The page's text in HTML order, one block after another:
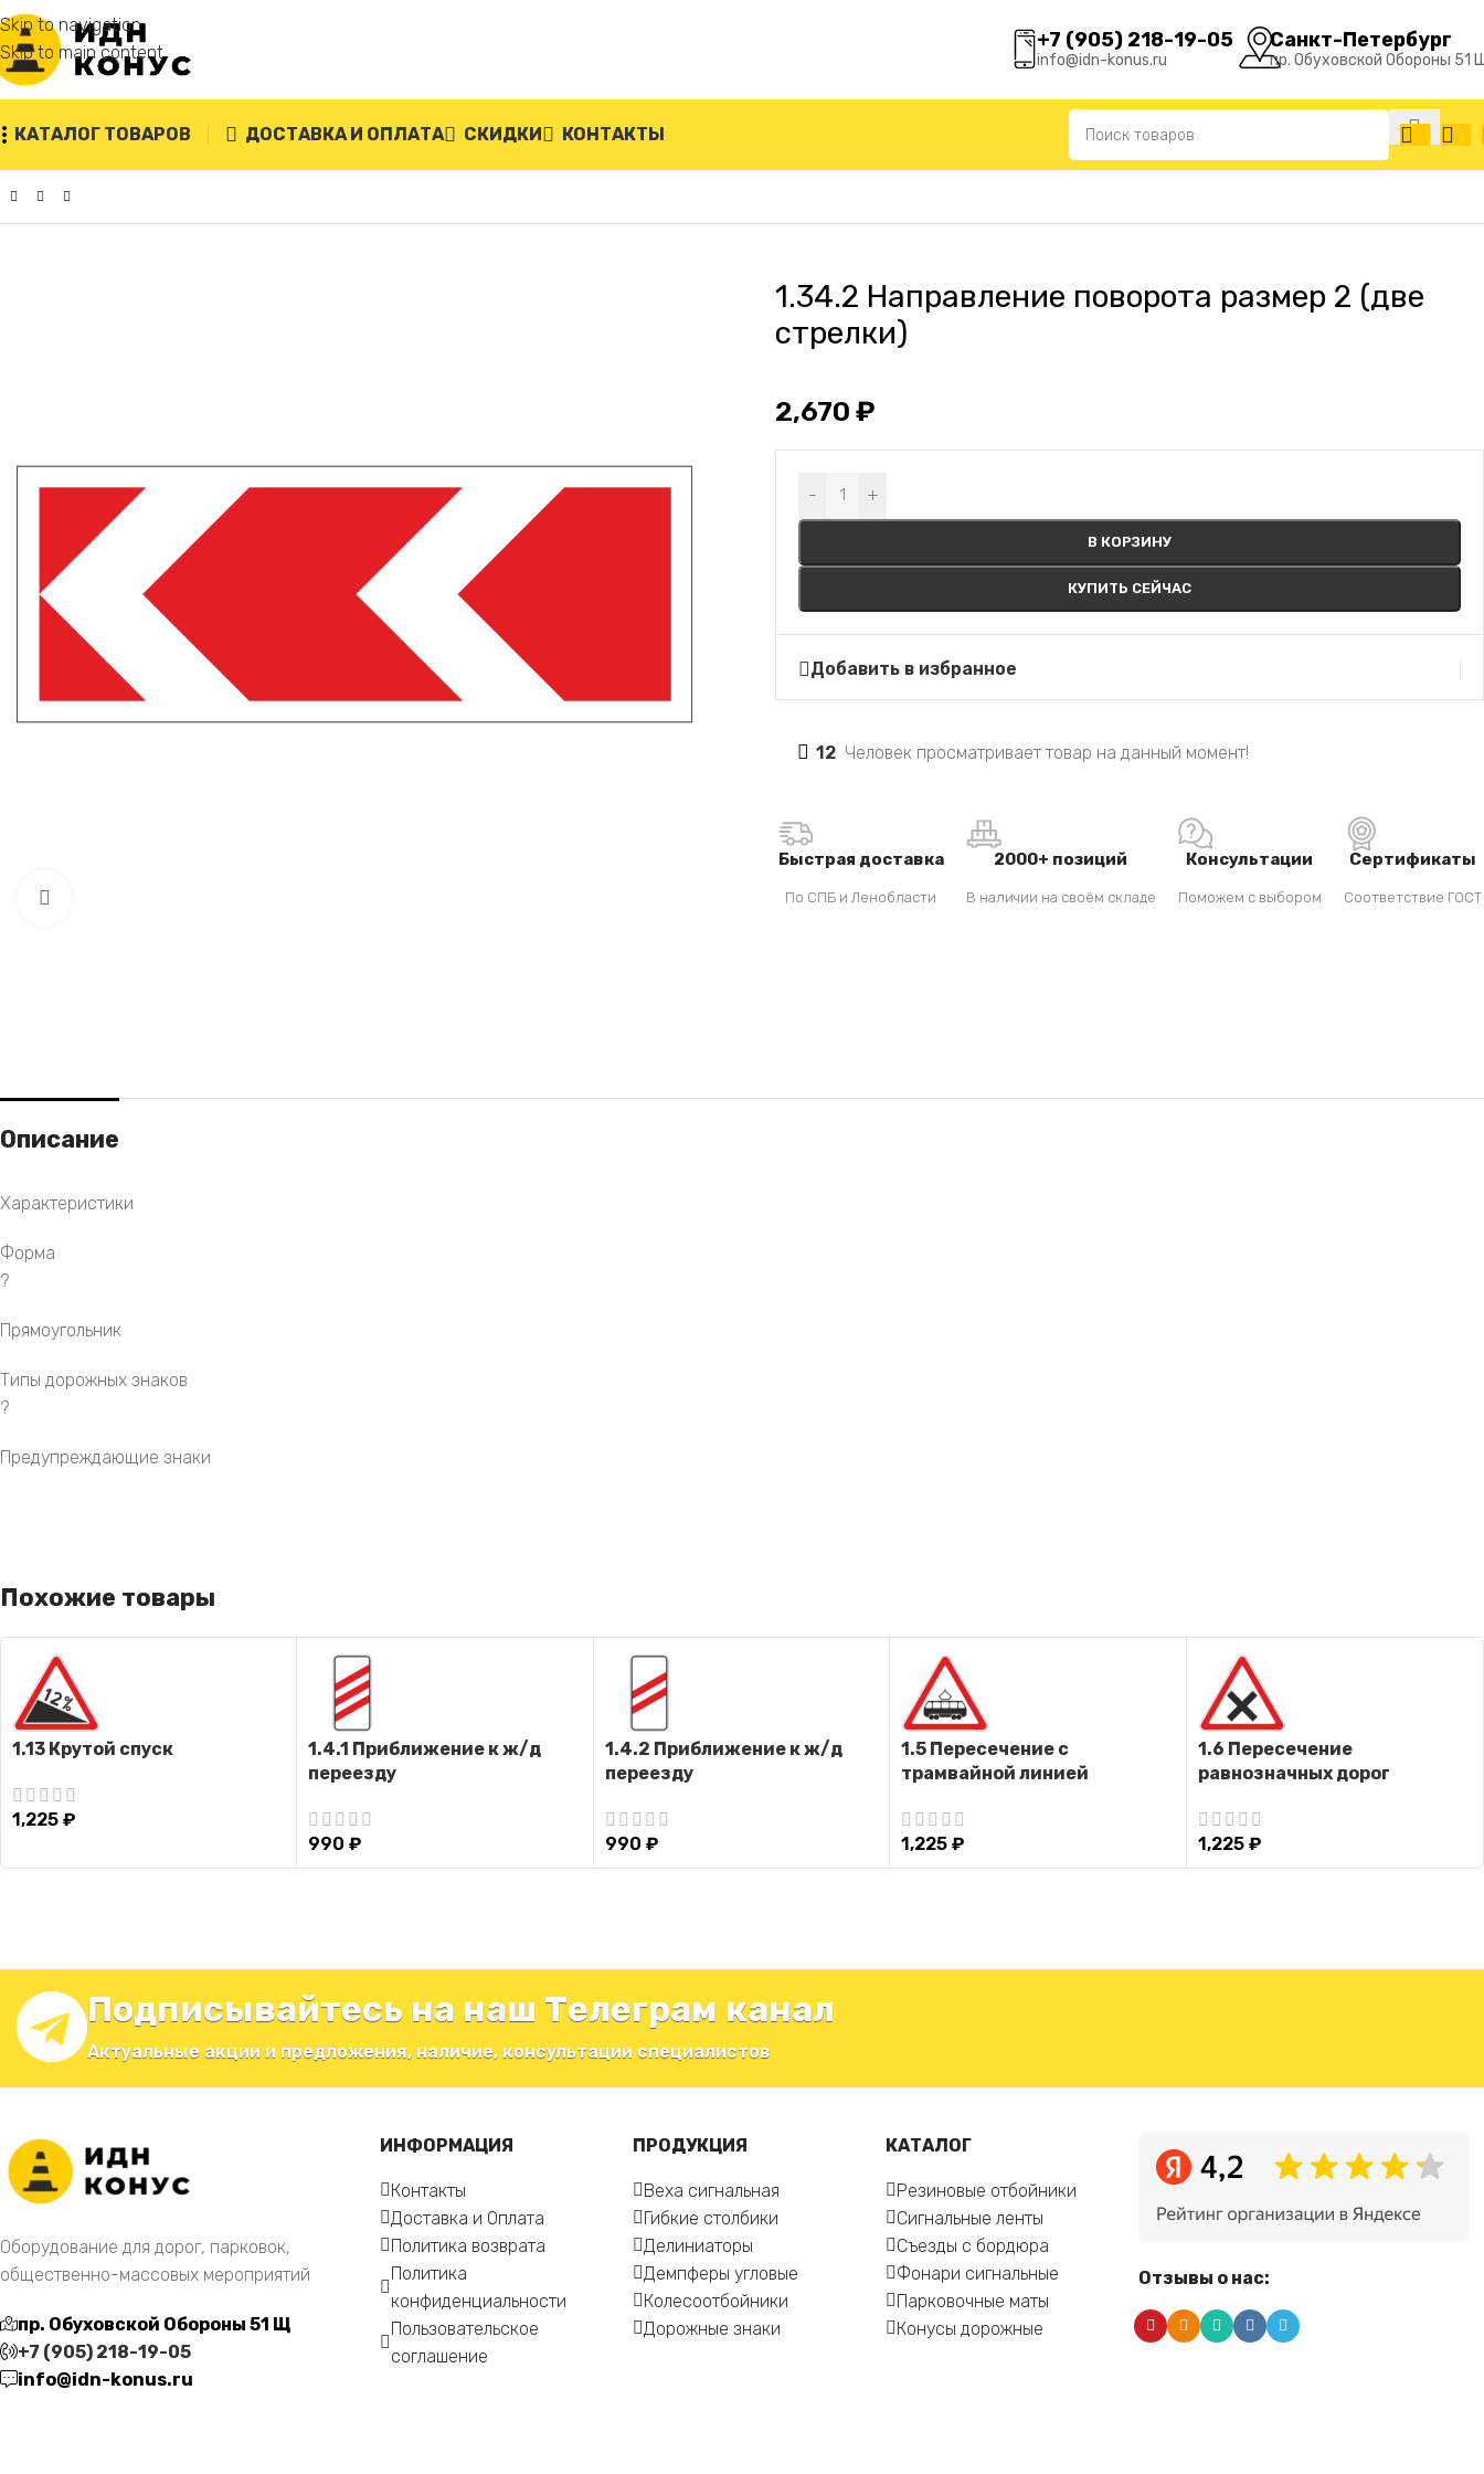
Skip to navigation
Skip to main content
+7 (905) 218-19-05
info@idn-konus.ru
Санкт-Петербург
пр. Обуховской Обороны 51
КАТАЛОГ ТОВАРОВ ДОСТАВКА И ОПЛАТА СКИДКИ
КОНТАКТЫ
1.34.2 Направление поворота размер 2 (две
стрелки)
2,670 ₽
- +
В КОРЗИНУ
КУПИТЬ СЕЙЧАС
Alternative:
Добавить в избранное
12 Человек просматривает товар на данный момент!
Быстрая доставка
По СПБ и Ленобласти
2000+ позиций
В наличии на своём складе
Консультации
Поможем с выбором
Сертификаты
Соответствие ГОСТ
Описание
Характеристики
Форма
?
Прямоугольник
Типы дорожных знаков
?
Предупреждающие знаки
Похожие товары
1.13 Крутой спуск
1,225 ₽
1.4.1 Приближение к ж/д
переезду
990₽
1.4.2 Приближение к ж/д
переезду
990 ₽
1.5 Пересечение с
трамвайной линией
1,225₽
1.6 Пересечение
равнозначных дорог
1,225 ₽
Подписывайтесь на наш Телеграм канал
Актуальные акции и предложения, наличие, консультации специалистов
Оборудование для дорог, парковок,
общественно-массовых мероприятий
пр. Обуховской Обороны 51 Щ
+7 (905) 218-19-05
info@idn-konus.ru
ИНФОРМАЦИЯ
Контакты
Доставка и Оплата
Политика возврата
Политика
конфиденциальности
Пользовательское
соглашение
ПРОДУКЦИЯ
Веха сигнальная
Гибкие столбики
Делиниаторы
Демпферы угловые
Колесоотбойники
Дорожные знаки
КАТАЛОГ
Резиновые отбойники
Сигнальные ленты
Съезды с бордюра
Фонари сигнальные
Парковочные маты
Конусы дорожные
Отзывы о нас: